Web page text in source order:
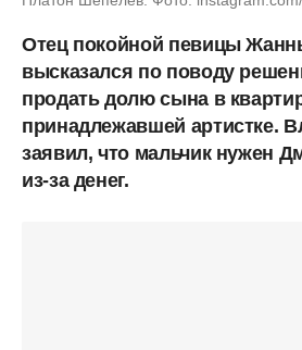
Отец покойной певицы
высказался по поводу
продать долю сына в
принадлежавшей артистке.
заявил, что мальчик нужен
из-за денег.